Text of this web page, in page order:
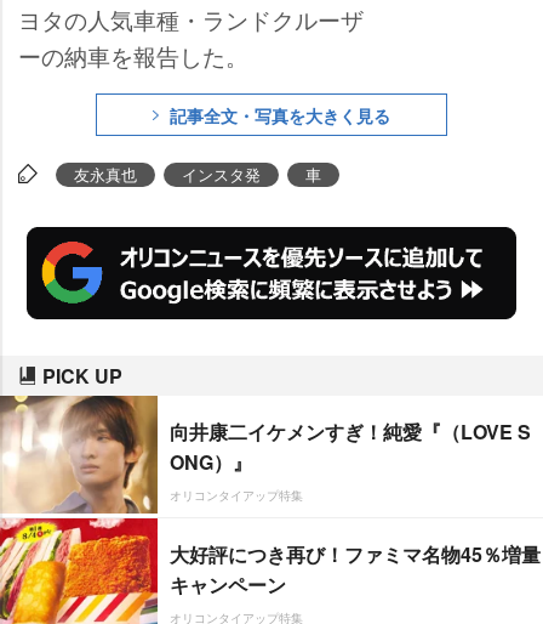
ヨタの人気車種・ランドクルーザ
ーの納車を報告した。
記事全文・写真を大きく見る
友永真也 インスタ発 車
PICK UP
向井康二イケメンすぎ！純愛『（LOVE S
ONG）』
オリコンタイアップ特集
大好評につき再び！ファミマ名物45％増量
キャンペーン
オリコンタイアップ特集